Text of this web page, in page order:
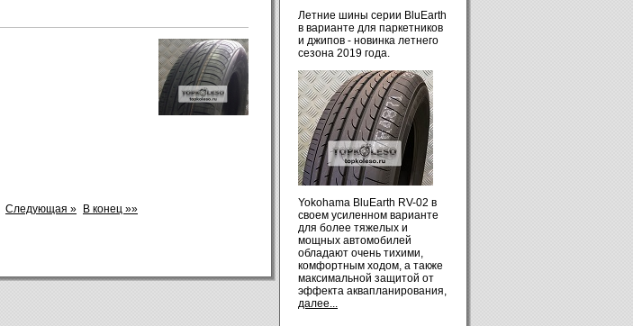
Следующая » В конец »»
Летние шины серии BluEarth
в варианте для паркетников
и джипов - новинка летнего
сезона 2019 года.
Yokohama BluEarth RV-02 в
своем усиленном варианте
для более тяжелых и
мощных автомобилей
обладают очень тихими,
комфортным ходом, а также
максимальной защитой от
эффекта аквапланирования,
далее...